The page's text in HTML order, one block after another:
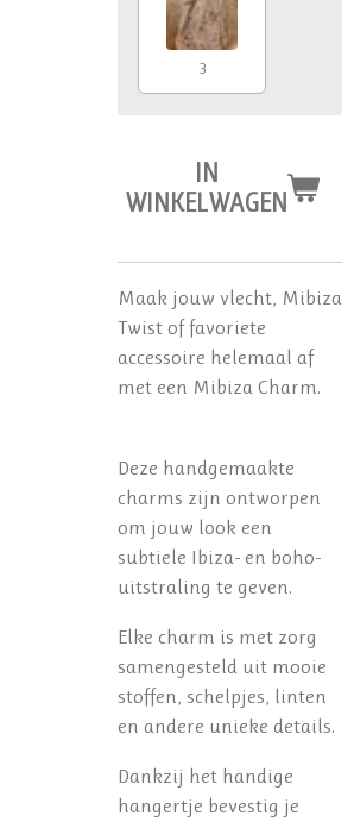
3
IN
WINKELWAGEN
Maak jouw vlecht, Mibiza
Twist of favoriete
accessoire helemaal af
met een Mibiza Charm.
Deze handgemaakte
charms zijn ontworpen
om jouw look een
subtiele Ibiza- en boho-
uitstraling te geven.
Elke charm is met zorg
samengesteld uit mooie
stoffen, schelpjes, linten
en andere unieke details.
Dankzij het handige
hangertje bevestig je